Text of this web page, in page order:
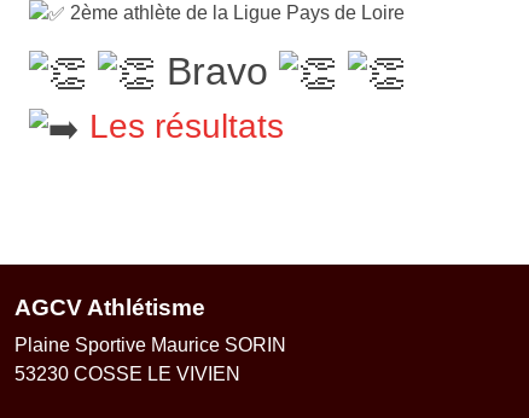
2ème athlète de la Ligue Pays de Loire
Bravo
Les résultats
AGCV Athlétisme
Plaine Sportive Maurice SORIN
53230 COSSE LE VIVIEN